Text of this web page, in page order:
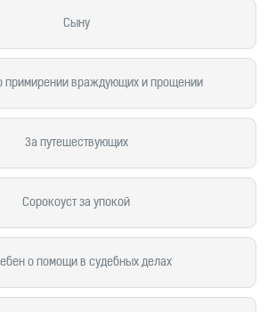
Сыну
примирении враждующих и прощении
За путешествующих
Сорокоуст за упокой
о помощи в судебных делах